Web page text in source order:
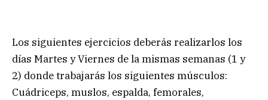
Los siguientes ejercicios deberás realizarlos los
días Martes y Viernes de la mismas semanas (1 y
2) donde trabajarás los siguientes músculos:
Cuádriceps, muslos, espalda, femorales,